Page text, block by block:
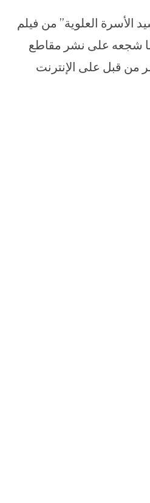
الأسرة العلوية” من فيلم
ما شجعه على نشر مقاطع
من قبل على الإنترنت